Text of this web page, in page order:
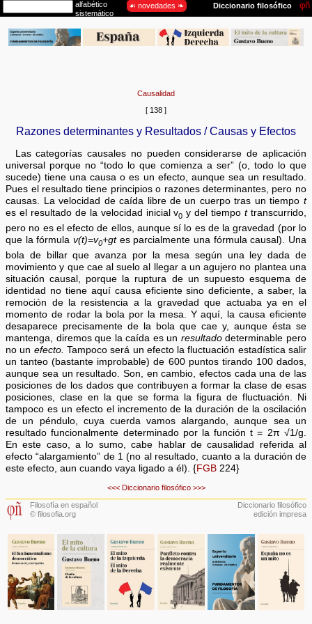
Causalidad
[ 138 ]
Razones determinantes y Resultados / Causas y Efectos
Las categorías causales no pueden considerarse de aplicación
universal porque no “todo lo que comienza a ser” (o, todo lo que
sucede) tiene una causa o es un efecto, aunque sea un resultado.
Pues el resultado tiene principios o razones determinantes, pero no
causas. La velocidad de caída libre de un cuerpo tras un tiempo t
es el resultado de la velocidad inicial v0 y del tiempo ttranscurrido,
pero no es el efecto de ellos, aunque sí lo es de la gravedad (por lo
que la fórmulav(t)=v0+gtes parcialmente una fórmula causal). Una
bola de billar que avanza por la mesa según una ley dada de
movimiento y que cae al suelo al llegar a un agujero no plantea una
situación causal, porque la ruptura de un supuesto esquema de
identidad no tiene aquí causa eficiente sino deficiente, a saber, la
remoción de la resistencia a la gravedad que actuaba ya en el
momento de rodar la bola por la mesa. Y aquí, la causa eficiente
desaparece precisamente de la bola que cae y, aunque ésta se
mantenga, diremos que la caída es un resultadodeterminable pero
no un efecto. Tampoco será un efecto la fluctuación estadística salir
un tanteo (bastante improbable) de 600 puntos tirando 100 dados,
aunque sea un resultado. Son, en cambio, efectos cada una de las
posiciones de los dados que contribuyen a formar la clase de esas
posiciones, clase en la que se forma la figura de fluctuación. Ni
tampoco es un efecto el incremento de la duración de la oscilación
de un péndulo, cuya cuerda vamos alargando, aunque sea un
resultado funcionalmente determinado por la función t = 2π √1/g.
En este caso, a lo sumo, cabe hablar de causalidad referida al
efecto “alargamiento” de 1 (no al resultado, cuanto a la duración de
este efecto, aun cuando vaya ligado a él). {FGB 224}
<<< Diccionario filosófico >>>
Filosofía en español
© filosofia.org
Diccionario filosófico
edición impresa